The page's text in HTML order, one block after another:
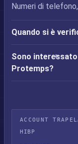
Numeri di
Quando si è
Sono
Protemps?
ACCOUNT
HIBP